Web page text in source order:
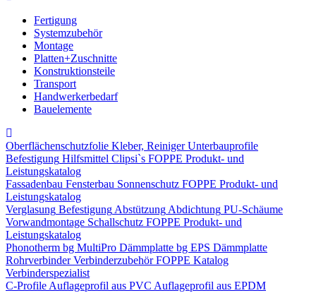
Fertigung
Systemzubehör
Montage
Platten+Zuschnitte
Konstruktionsteile
Transport
Handwerkerbedarf
Bauelemente
Oberflächenschutzfolie Kleber, Reiniger Unterbauprofile
Befestigung Hilfsmittel Clipsi`s FOPPE Produkt- und
Leistungskatalog
Fassadenbau Fensterbau Sonnenschutz FOPPE Produkt- und
Leistungskatalog
Verglasung Befestigung Abstützung Abdichtung PU-Schäume
Vorwandmontage Schallschutz FOPPE Produkt- und
Leistungskatalog
Phonotherm bg MultiPro Dämmplatte bg EPS Dämmplatte
Rohrverbinder Verbinderzubehör FOPPE Katalog
Verbinderspezialist
C-Profile Auflageprofil aus PVC Auflageprofil aus EPDM